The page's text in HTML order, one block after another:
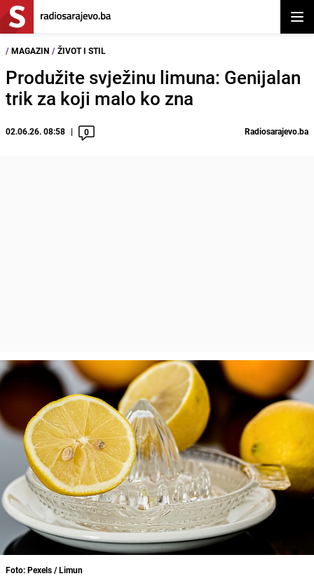
/ MAGAZIN / ŽIVOT I STIL
Produžite svježinu limuna: Genijalan
trik za koji malo ko zna
02.06.26. 08:58 0 Radiosarajevo.ba
Foto: Pexels / Limun